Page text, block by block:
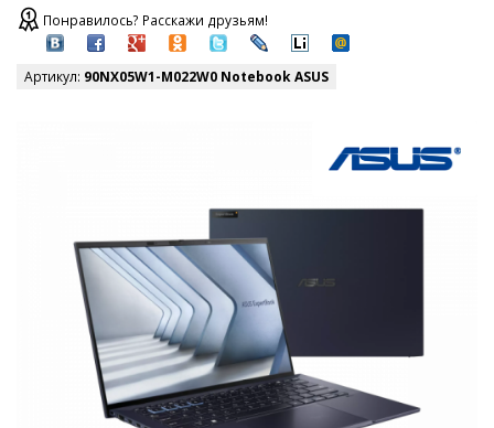
Понравилось? Расскажи друзьям!
Артикул: 90NX05W1-M022W0 Notebook ASUS